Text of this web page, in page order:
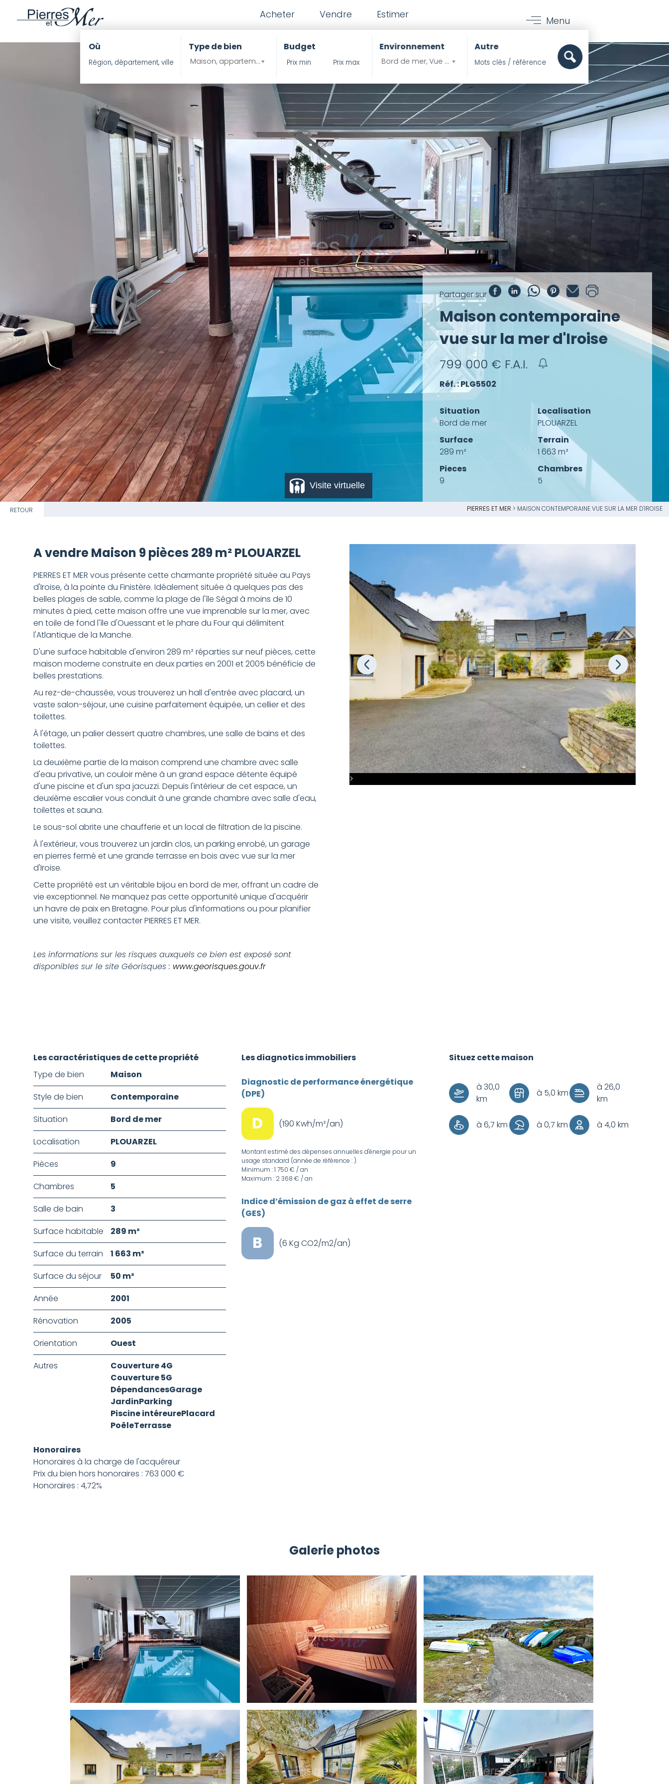
Acheter Vendre Estimer
Menu
Où Type de bien
Maison, appartement , Propritété ?
Budget Environnement
Bord de mer, Vue mer, Pieds dans l'eau
Autre
RETOUR PIERRES ET MER > MAISON CONTEMPORAINE VUE SUR LA MER D'IROISE
Partager sur
Maison contemporaine
vue sur la mer d'Iroise
799 000 € F.A.I.
Réf. : PLG5502
Situation
Bord de mer
Localisation
PLOUARZEL
Surface
289 m²
Terrain
1 663 m²
Pieces
9
Chambres
5
Visite virtuelle
>
A vendre Maison 9 pièces 289 m² PLOUARZEL
PIERRES ET MER vous présente cette charmante propriété située au Pays
d'Iroise, à la pointe du Finistère. Idéalement située à quelques pas des
belles plages de sable, comme la plage de l'île Ségal à moins de 10
minutes à pied, cette maison offre une vue imprenable sur la mer, avec
en toile de fond l'île d'Ouessant et le phare du Four qui délimitent
l'Atlantique de la Manche.
D'une surface habitable d'environ 289 m² réparties sur neuf pièces, cette
maison moderne construite en deux parties en 2001 et 2005 bénéficie de
belles prestations.
Au rez-de-chaussée, vous trouverez un hall d'entrée avec placard, un
vaste salon-séjour, une cuisine parfaitement équipée, un cellier et des
toilettes.
À l'étage, un palier dessert quatre chambres, une salle de bains et des
toilettes.
La deuxième partie de la maison comprend une chambre avec salle
d'eau privative, un couloir mène à un grand espace détente équipé
d'une piscine et d'un spa jacuzzi. Depuis l'intérieur de cet espace, un
deuxième escalier vous conduit à une grande chambre avec salle d'eau,
toilettes et sauna.
Le sous-sol abrite une chaufferie et un local de filtration de la piscine.
À l'extérieur, vous trouverez un jardin clos, un parking enrobé, un garage
en pierres fermé et une grande terrasse en bois avec vue sur la mer
d'Iroise.
Cette propriété est un véritable bijou en bord de mer, offrant un cadre de
vie exceptionnel. Ne manquez pas cette opportunité unique d'acquérir
un havre de paix en Bretagne. Pour plus d'informations ou pour planifier
une visite, veuillez contacter PIERRES ET MER.
Les informations sur les risques auxquels ce bien est exposé sont
disponibles sur le site Géorisques : www.georisques.gouv.fr
Les caractéristiques de cette propriété
Type de bien
Maison
Style de bien
Contemporaine
Situation
Bord de mer
Localisation
PLOUARZEL
Pièces
9
Chambres
5
Salle de bain
3
Surface habitable
289 m²
Surface du terrain
1 663 m²
Surface du séjour
50 m²
Année
2001
Rénovation
2005
Orientation
Ouest
Autres
Couverture 4G
Couverture 5G
DépendancesGarage
JardinParking
Piscine intéreurePlacard
PoêleTerrasse
Honoraires
Honoraires à la charge de l'acquéreur
Prix du bien hors honoraires : 763 000 €
Honoraires : 4,72%
Les diagnotics immobiliers
Diagnostic de performance énergétique
(DPE)
D (190 Kwh/m²/an)
Montant estimé des dépenses annuelles d'énergie pour un
usage standard (année de référence : ).
Minimum : 1 750 € / an
Maximum : 2 368 € / an
Indice d’émission de gaz à effet de serre
(GES)
B (6 Kg CO2/m2/an)
Situez cette maison
à 30,0
km
à 5,0 km
à 26,0
km
à 6,7 km à 0,7 km à 4,0 km
Galerie photos